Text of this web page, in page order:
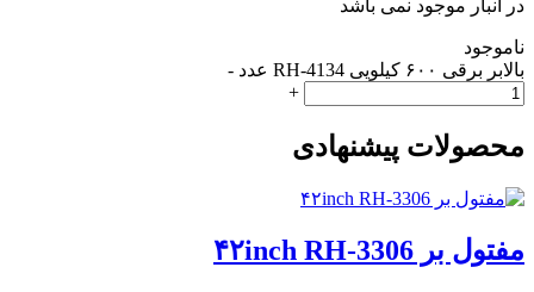
در انبار موجود نمی باشد
ناموجود
بالابر برقی ۶۰۰ کیلویی RH-4134 عدد
-
+
محصولات پیشنهادی
مفتول بر ۴۲inch RH-3306